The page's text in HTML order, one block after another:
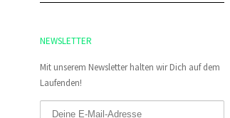
NEWSLETTER
Mit unserem Newsletter halten wir Dich auf dem
Laufenden!